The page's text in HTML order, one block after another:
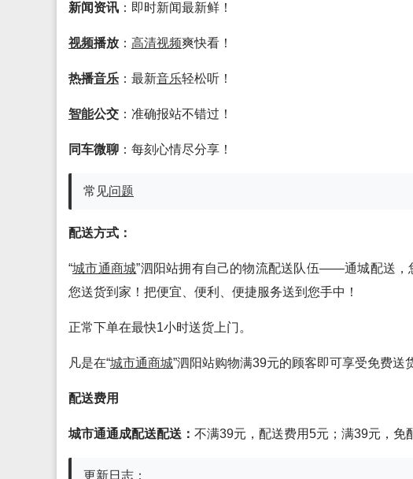
新闻资讯 ：即时新闻最新鲜！
视频播放 ： 高清视频爽快看！
热播音乐 ：最新音乐轻松听！
智能公交 ：准确报站不错过！
同车微聊 ：每刻心情尽分享！
常见问题
配送方式：
“城市通商城”泗阳站拥有自己的物流配送队伍——通城配送，
您送货到家！把便宜、便利、便捷服务送到您手中！
正常下单在最快1小时送货上门。
凡是在“城市通商城”泗阳站购物满39元的顾客即可享受免费送
配送费用
城市通通成配送配送： 不满39元，配送费用5元；满39元，免
更新日志：